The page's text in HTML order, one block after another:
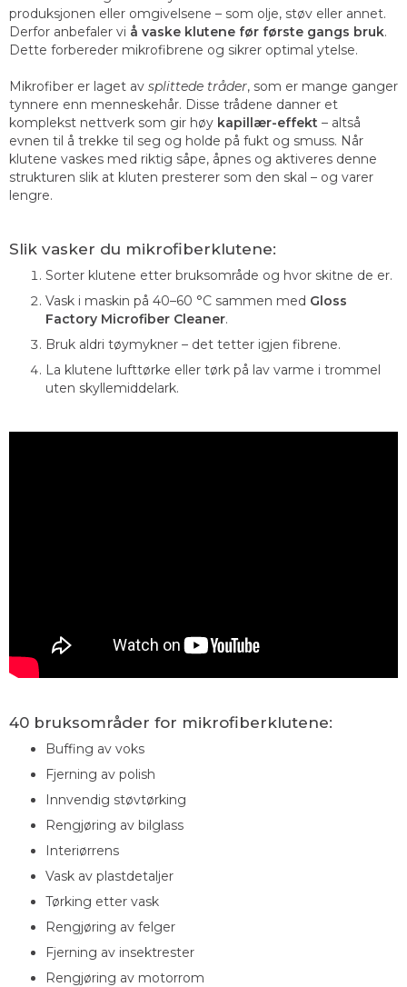
produksjonen eller omgivelsene – som olje, støv eller annet.
Derfor anbefaler vi å vaske klutene før første gangs bruk.
Dette forbereder mikrofibrene og sikrer optimal ytelse.
Mikrofiber er laget av splittede tråder, som er mange ganger
tynnere enn menneskehår. Disse trådene danner et
komplekst nettverk som gir høy kapillær-effekt – altså
evnen til å trekke til seg og holde på fukt og smuss. Når
klutene vaskes med riktig såpe, åpnes og aktiveres denne
strukturen slik at kluten presterer som den skal – og varer
lengre.
Slik vasker du mikrofiberklutene:
Sorter klutene etter bruksområde og hvor skitne de er.
Vask i maskin på 40–60 °C sammen med Gloss
Factory Microfiber Cleaner.
Bruk aldri tøymykner – det tetter igjen fibrene.
La klutene lufttørke eller tørk på lav varme i trommel
uten skyllemiddelark.
40 bruksområder for mikrofiberklutene:
Buffing av voks
Fjerning av polish
Innvendig støvtørking
Rengjøring av bilglass
Interiørrens
Vask av plastdetaljer
Tørking etter vask
Rengjøring av felger
Fjerning av insektrester
Rengjøring av motorrom